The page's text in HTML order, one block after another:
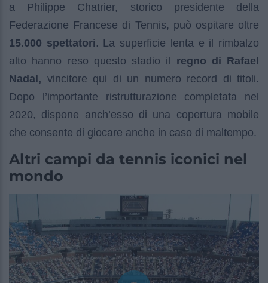
a Philippe Chatrier, storico presidente della
Federazione Francese di Tennis, può ospitare oltre
15.000 spettatori. La superficie lenta e il rimbalzo
alto hanno reso questo stadio il regno di Rafael
Nadal, vincitore qui di un numero record di titoli.
Dopo l’importante ristrutturazione completata nel
2020, dispone anch’esso di una copertura mobile
che consente di giocare anche in caso di maltempo.
Altri campi da tennis iconici nel
mondo